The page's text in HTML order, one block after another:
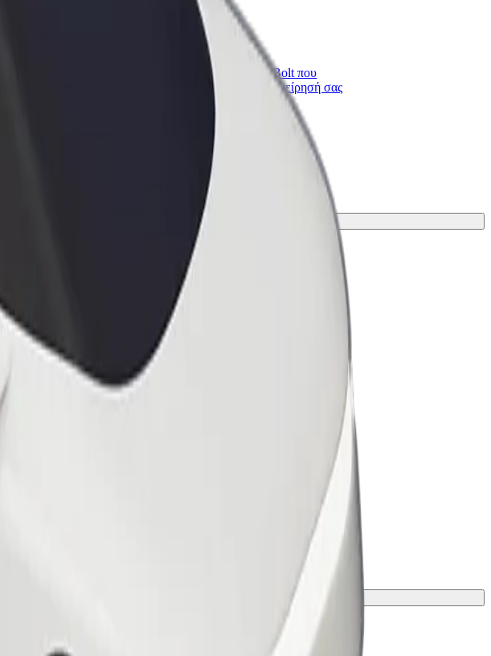
Bolt for Business
Προϊόντα και υπηρεσίες Bolt που
κλιμακώνονται για την επιχείρησή σας
και βρες την ιδανική για το ταξίδι σου.